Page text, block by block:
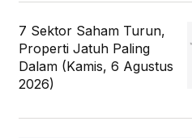
7 Sektor Saham Turun,
Properti Jatuh Paling
Dalam (Kamis, 6 Agustus
2026)